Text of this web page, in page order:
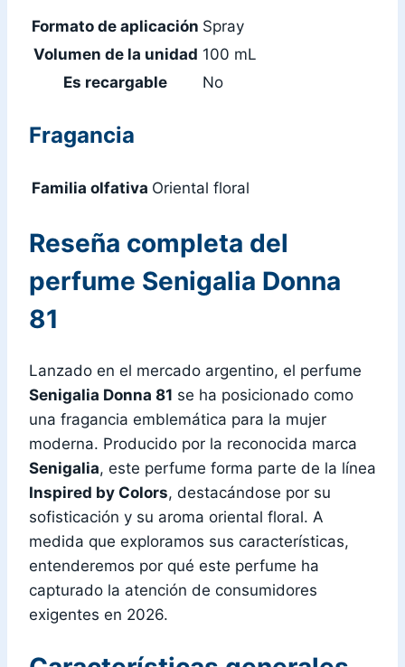
Formato de aplicación Spray
Volumen de la unidad 100 mL
Es recargable
No
Fragancia
Familia olfativa Oriental floral
Reseña completa del
perfume Senigalia Donna
81
Lanzado en el mercado argentino, el perfume
Senigalia Donna 81 se ha posicionado como
una fragancia emblemática para la mujer
moderna. Producido por la reconocida marca
Senigalia, este perfume forma parte de la línea
Inspired by Colors, destacándose por su
sofisticación y su aroma oriental floral. A
medida que exploramos sus características,
entenderemos por qué este perfume ha
capturado la atención de consumidores
exigentes en 2026.